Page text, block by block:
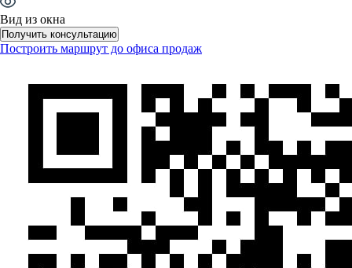
Вид из окна
Получить консультацию
Построить маршрут до офиса продаж